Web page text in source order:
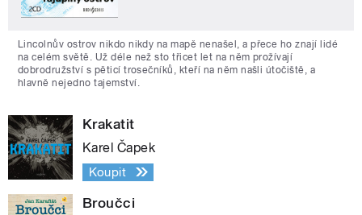
Lincolnův ostrov nikdo nikdy na mapě nenašel, a přece ho znají lidé
na celém světě. Už déle než sto třicet let na něm prožívají
dobrodružství s pěticí trosečníků, kteří na něm našli útočiště, a
hlavně nejedno tajemství.
Krakatit
Karel Čapek
Koupit
Broučci